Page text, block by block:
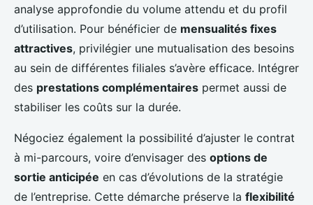
analyse approfondie du volume attendu et du profil
d’utilisation. Pour bénéficier de mensualités fixes
attractives, privilégier une mutualisation des besoins
au sein de différentes filiales s’avère efficace. Intégrer
des prestations complémentaires permet aussi de
stabiliser les coûts sur la durée.
Négociez également la possibilité d’ajuster le contrat
à mi-parcours, voire d’envisager des options de
sortie anticipée en cas d’évolutions de la stratégie
de l’entreprise. Cette démarche préserve la flexibilité